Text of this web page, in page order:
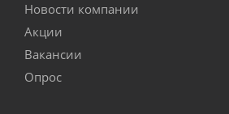
Новости компании
Акции
Вакансии
Опрос